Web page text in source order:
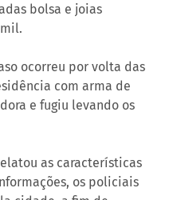
bolsa e joias
ocorreu por volta das
com arma de
e fugiu levando os
as características
os policiais